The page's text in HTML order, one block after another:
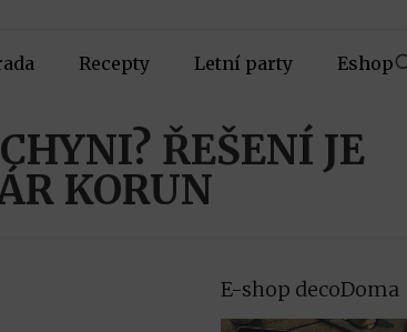
Recepty Letní party Eshop
ŘEŠENÍ JE
KORUN
E-shop decoDoma